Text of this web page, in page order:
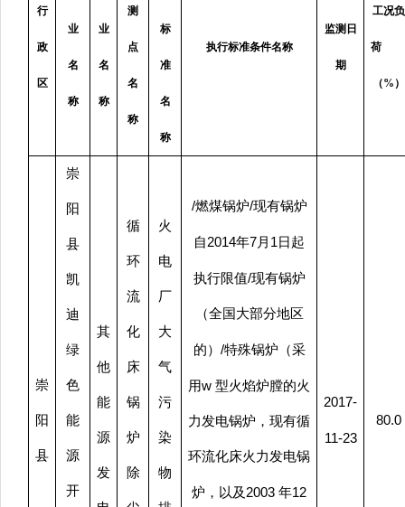
行
政
区
业
名
称
业
名
称
测
点
名
称
标
准
名
称
执行标准条件名称
监测日
期
工况负
荷
（%）
崇
阳
县
崇
阳
县
凯
迪
绿
色
能
源
开
其
他
能
源
发
循
环
流
化
床
锅
炉
除
火
电
厂
大
气
污
染
物
/燃煤锅炉/现有锅炉
自2014年7月 1 日 起
执行限值/现有锅炉
（全国大部分地区
的） /特殊锅炉（采
用w 型火焰炉膛的火
力发电锅炉，现有循
环流化床火力发电锅
炉，以及 2003 年12
2017-
11-23
80.0